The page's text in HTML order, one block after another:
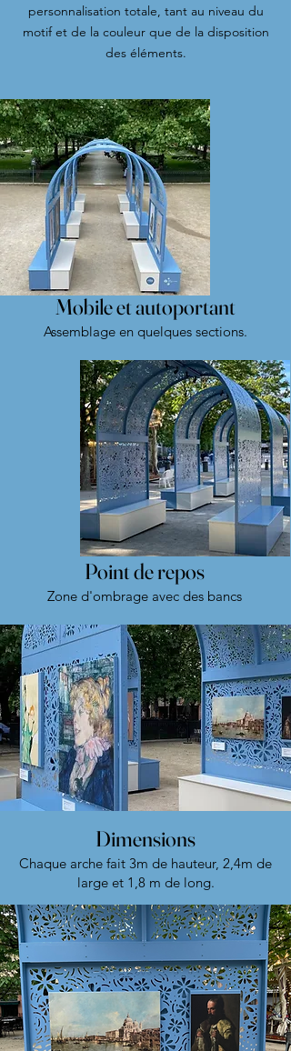
personnalisation totale, tant au niveau du
motif et de la couleur que de la disposition
des éléments.
Mobile et autoportant
Assemblage en quelques sections.
Point de repos
Zone d'ombrage avec des bancs
Dimensions
Chaque arche fait 3m de hauteur, 2,4m de
large et 1,8 m de long.